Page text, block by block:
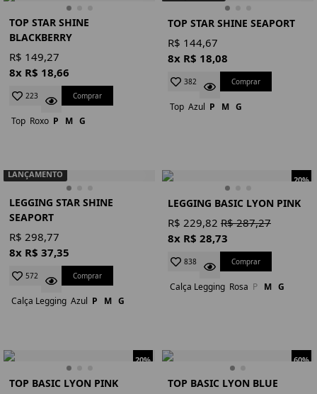
TOP STAR SHINE
BLACKBERRY
R$ 149,27
8x R$ 18,66
223 Comprar
Top Roxo P M G
TOP STAR SHINE SEAPORT
R$ 144,67
8x R$ 18,08
382 Comprar
Top Azul P M G
LANÇAMENTO
LEGGING STAR SHINE
SEAPORT
R$ 298,77
8x R$ 37,35
572 Comprar
Calça Legging Azul P M G
20%
LEGGING BASIC LYON PINK
R$ 229,82 R$ 287,27
8x R$ 28,73
838 Comprar
Calça Legging Rosa P M G
20%
TOP BASIC LYON PINK
60%
TOP BASIC LYON BLUE